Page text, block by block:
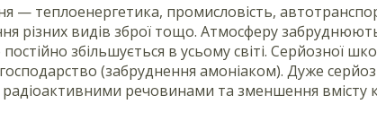
— теплоенергетика, промисловість,
різних видів зброї тощо. Атмосферу
збільшується в усьому світі. Серйозної
(забруднення амоніаком). Дуже
речовинами та зменшення вмісту